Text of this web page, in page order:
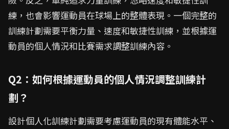
練，也會影響運動員在球場上的整體表現。一個完整的
訓練計劃需要平衡力量、速度和敏捷性訓練，並根據運
動員的個人情況和比賽需求調整訓練內容。
Q2：如何根據運動員的個人情況調整訓練計
劃？
設計個人化訓練計劃需要考慮運動員的現有體能水平、